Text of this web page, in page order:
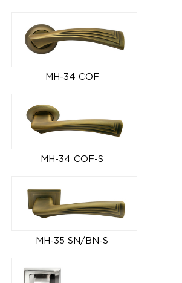
MH-34 COF
MH-34 COF-S
MH-35 SN/BN-S